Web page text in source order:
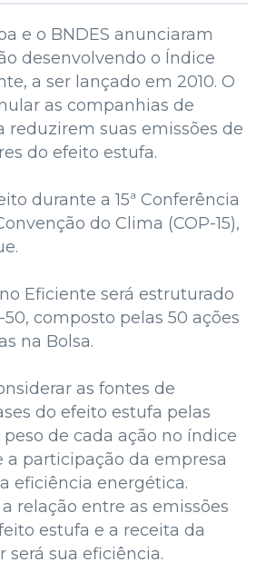
e o BNDES anunciaram
desenvolvendo o Índice
a ser lançado em 2010. O
as companhias de
reduzirem suas emissões de
do efeito estufa.
durante a 15ª Conferência
do Clima (COP-15),
Eficiente será estruturado
composto pelas 50 ações
na Bolsa.
as fontes de
do efeito estufa pelas
de cada ação no índice
a participação da empresa
eficiência energética.
relação entre as emissões
estufa e a receita da
será sua eficiência.